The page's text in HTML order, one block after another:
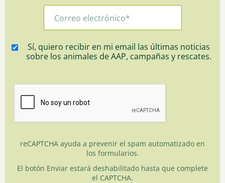
Sí, quiero recibir en mi email las últimas noticias
sobre los animales de AAP, campañas y rescates.
reCAPTCHA ayuda a prevenir el spam automatizado en
los formularios.
El botón Enviar estará deshabilitado hasta que complete
el CAPTCHA.